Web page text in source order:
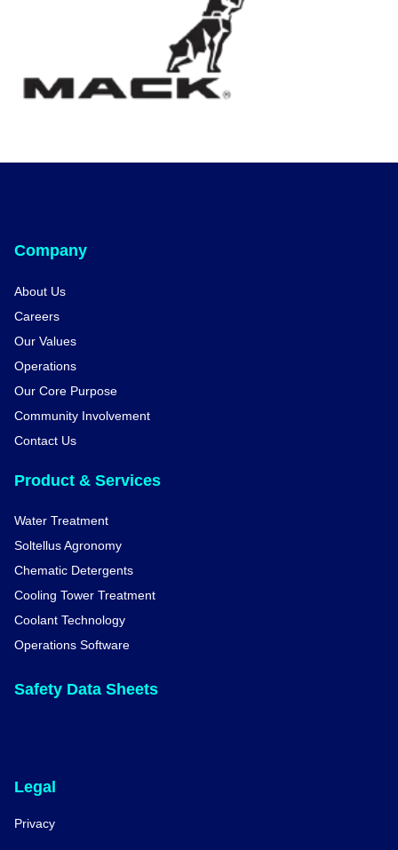
Company
About Us
Careers
Our Values
Operations
Our Core Purpose
Community Involvement
Contact Us
Product & Services
Water Treatment
Soltellus Agronomy
Chematic Detergents
Cooling Tower Treatment
Coolant Technology
Operations Software
Safety Data Sheets
Legal
Privacy